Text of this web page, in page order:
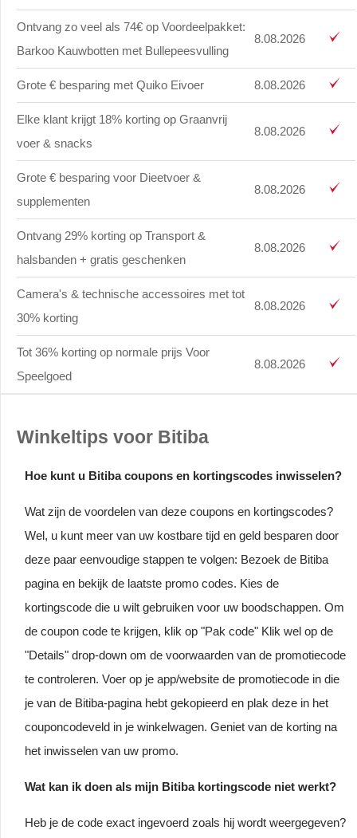
Ontvang zo veel als 74€ op Voordeelpakket:
Barkoo Kauwbotten met Bullepeesvulling
8.08.2026
Grote € besparing met Quiko Eivoer 8.08.2026
Elke klant krijgt 18% korting op Graanvrij
voer & snacks
8.08.2026
Grote € besparing voor Dieetvoer &
supplementen
8.08.2026
Ontvang 29% korting op Transport &
halsbanden + gratis geschenken
8.08.2026
Camera's & technische accessoires met tot
30% korting
8.08.2026
Tot 36% korting op normale prijs Voor
Speelgoed
8.08.2026
Winkeltips voor Bitiba
Hoe kunt u Bitiba coupons en kortingscodes inwisselen?
Wat zijn de voordelen van deze coupons en kortingscodes?
Wel, u kunt meer van uw kostbare tijd en geld besparen door
deze paar eenvoudige stappen te volgen: Bezoek de Bitiba
pagina en bekijk de laatste promo codes. Kies de
kortingscode die u wilt gebruiken voor uw boodschappen. Om
de coupon code te krijgen, klik op "Pak code" Klik wel op de
"Details" drop-down om de voorwaarden van de promotiecode
te controleren. Voer op je app/website de promotiecode in die
je van de Bitiba-pagina hebt gekopieerd en plak deze in het
couponcodeveld in je winkelwagen. Geniet van de korting na
het inwisselen van uw promo.
Wat kan ik doen als mijn Bitiba kortingscode niet werkt?
Heb je de code exact ingevoerd zoals hij wordt weergegeven?